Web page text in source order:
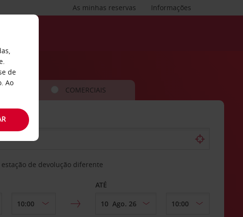
Informações
As minhas reservas
COMERCIAIS
de devolução diferente
ATÉ
de
Ao